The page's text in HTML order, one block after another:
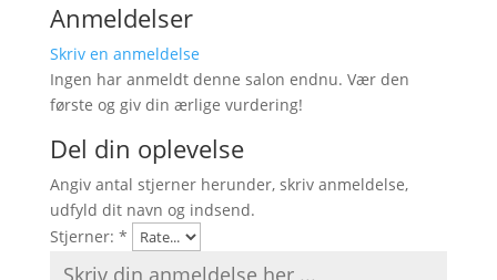
Anmeldelser
Skriv en anmeldelse
Ingen har anmeldt denne salon endnu. Vær den
første og giv din ærlige vurdering!
Del din oplevelse
Angiv antal stjerner herunder, skriv anmeldelse,
udfyld dit navn og indsend.
Stjerner: *